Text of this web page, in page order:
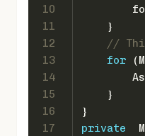
10
11
12
13
14
15
16
17
    }
//
for
    }
}
private